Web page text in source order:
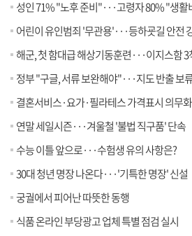
성인 71% "노후 준비"···고령자 80% "생활
어린이 유인범죄 '무관용'···등하굣길 안전
해군, 첫 함대급 해상기동훈련···이지스함 3
정부 "구글, 서류 보완해야"···지도 반출 보
결혼서비스·요가·필라테스 가격표시 의무화
연말 세일시즌···겨울철 '불법 직구품' 단속
수능 이틀 앞으로···수험생 유의 사항은?
30대 청년 명장 나온다···'기특한 명장' 신설
궁궐에서 피어난 따뜻한 동행
식품 온라인 부당광고 업체 특별 점검 실시